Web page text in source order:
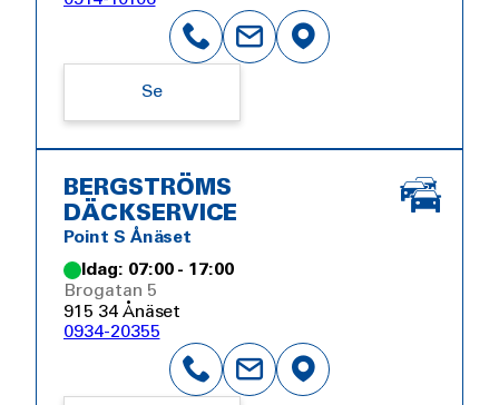
Se
BERGSTRÖMS
DÄCKSERVICE
Point S Ånäset
Idag: 07:00 - 17:00
Brogatan 5
915 34 Ånäset
0934-20355